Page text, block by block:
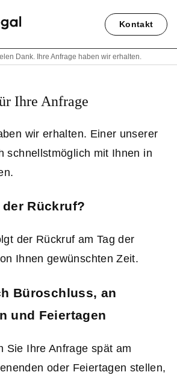
Kontakt
Dank. Ihre Anfrage haben wir erhalten.
Ihre Anfrage
wir erhalten. Einer unserer
schnellstmöglich mit Ihnen in
Rückruf?
der Rückruf am Tag der
Ihnen gewünschten Zeit.
Büroschluss, an
und Feiertagen
Sie Ihre Anfrage spät am
oder Feiertagen stellen,